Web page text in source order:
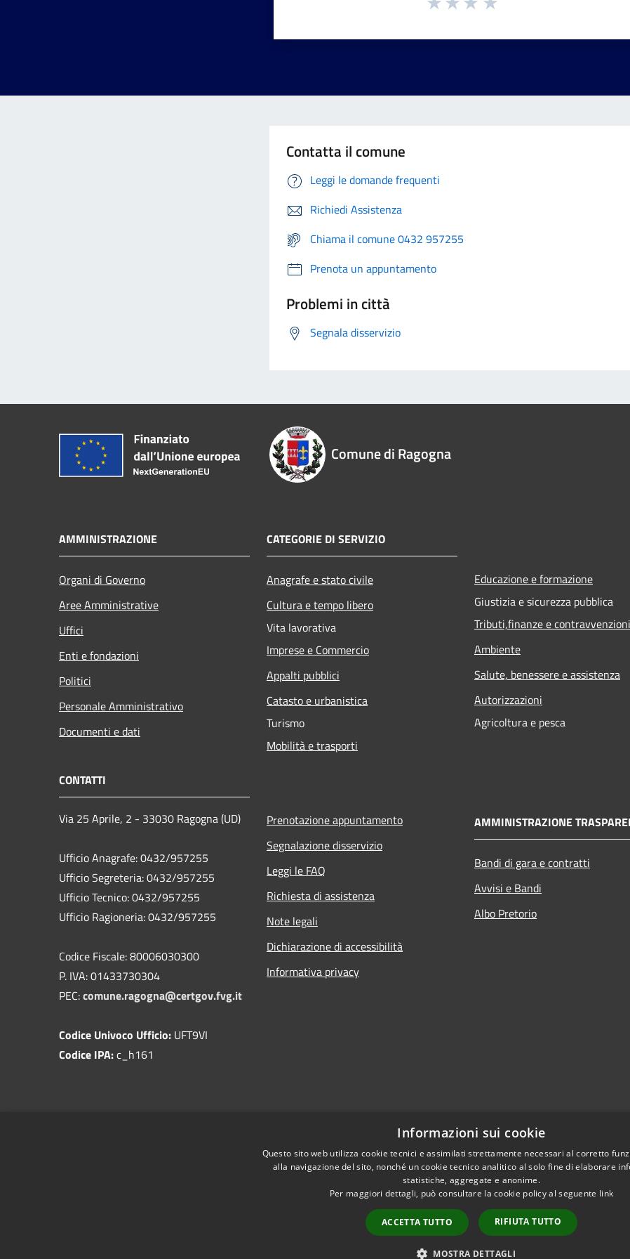
Contatta il comune
Leggi le domande frequenti
Richiedi Assistenza
Chiama il comune 0432 957255
Prenota un appuntamento
Problemi in città
Segnala disservizio
Comune di Ragogna
AMMINISTRAZIONE
Organi di Governo
Aree Amministrative
Uffici
Enti e fondazioni
Politici
Personale Amministrativo
Documenti e dati
CATEGORIE DI SERVIZIO
Anagrafe e stato civile
Cultura e tempo libero
Vita lavorativa
Imprese e Commercio
Appalti pubblici
Catasto e urbanistica
Turismo
Mobilità e trasporti
Educazione e formazione
Giustizia e sicurezza pubblica
Tributi,finanze e contravvenzioni
Ambiente
Salute, benessere e assistenza
Autorizzazioni
Agricoltura e pesca
CONTATTI
Via 25 Aprile, 2 - 33030 Ragogna (UD)
Ufficio Anagrafe: 0432/957255
Ufficio Segreteria: 0432/957255
Ufficio Tecnico: 0432/957255
Ufficio Ragioneria: 0432/957255
Codice Fiscale: 80006030300
P. IVA: 01433730304
PEC:comune.ragogna@certgov.fvg.it
Codice Univoco Ufficio: UFT9VI
Codice IPA:c_h161
Prenotazione appuntamento
Segnalazione disservizio
Leggi le FAQ
Richiesta di assistenza
Note legali
Dichiarazione di accessibilità
Informativa privacy
AMMINISTRAZIONE
Bandi di gara e contratti
Avvisi e Bandi
Albo Pretorio
Copyright © 2026 • Comune di
Informazioni sui cookie
Questo sito web utilizza cookie tecnici e assimilati strettamente necessari al corretto
alla navigazione del sito, nonché un cookie tecnico analitico al solo fine di elaborare
statistiche, aggregate e anonime.
Per maggiori dettagli, può consultare la cookie policy al seguente link
ACCETTA TUTTO RIFIUTA TUTTO
MOSTRA DETTAGLI